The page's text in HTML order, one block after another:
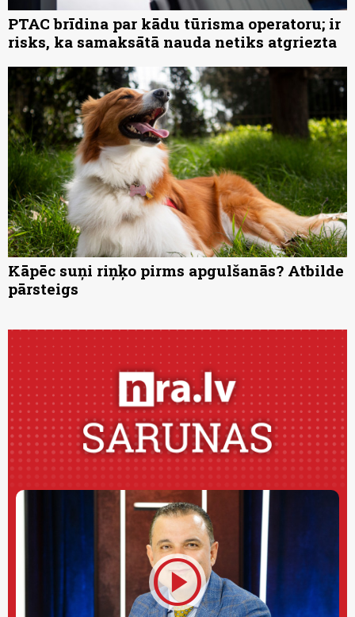
PTAC brīdina par kādu tūrisma operatoru; ir
risks, ka samaksātā nauda netiks atgriezta
Kāpēc suņi riņķo pirms apgulšanās? Atbilde
pārsteigs
play_circle